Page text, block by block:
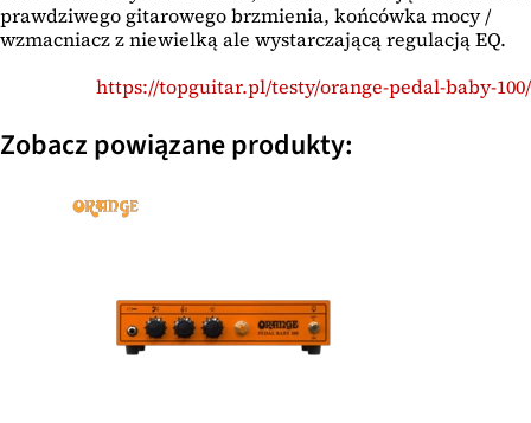
prawdziwego gitarowego brzmienia, końcówka mocy /
wzmacniacz z niewielką ale wystarczającą regulacją EQ.
https://topguitar.pl/testy/orange-pedal-baby-100/
Zobacz powiązane produkty: